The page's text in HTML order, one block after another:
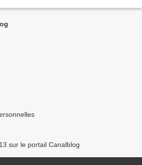
sur le portail Canalblog